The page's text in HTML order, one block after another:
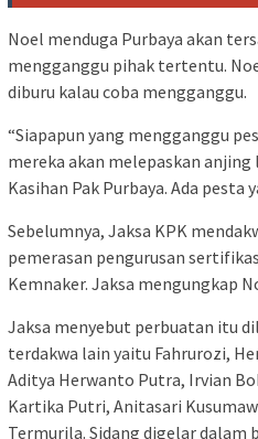
Noel menduga Purbaya akan
mengganggu pihak tertentu.
diburu kalau coba mengganggu.
“Siapapun yang mengganggu
mereka akan melepaskan
Kasihan Pak Purbaya. Ada pesta
Sebelumnya, Jaksa KPK
pemerasan pengurusan
Kemnaker. Jaksa mengungkap
Jaksa menyebut perbuatan itu
terdakwa lain yaitu Fahrurozi,
Aditya Herwanto Putra, Irvian
Kartika Putri, Anitasari
Termurila. Sidang digelar dalam